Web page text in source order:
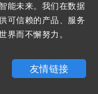
能未来。我们在数据
可信赖的产品、服务
界而不懈努力。
友情链接